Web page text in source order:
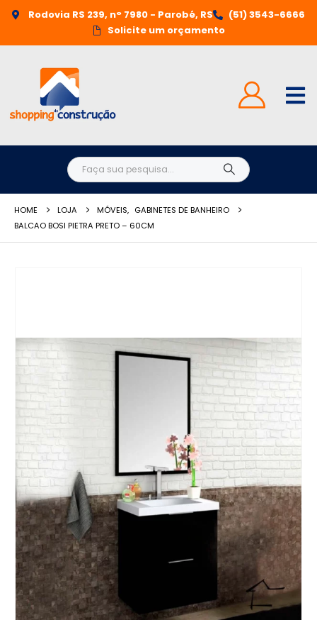
Rodovia RS 239, n° 7980 - Parobé, RS
(51) 3543-6666
Solicite um orçamento
HOME LOJA MÓVEIS, GABINETES DE BANHEIRO
BALCAO BOSI PIETRA PRETO – 60CM